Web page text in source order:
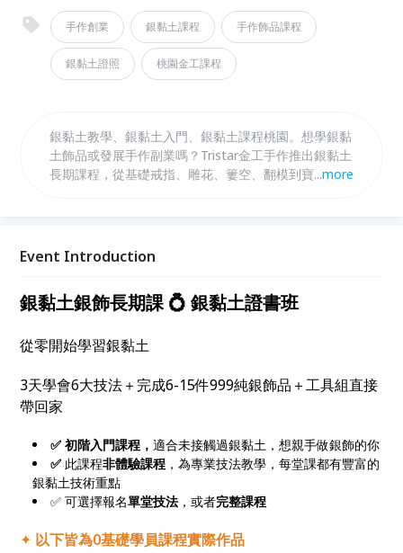
手作創業 銀黏土課程 手作飾品課程
銀黏土證照 桃園金工課程
銀黏土教學、銀黏土入門、銀黏土課程桃園。想學銀黏
土飾品或發展手作副業嗎？Tristar金工手作推出銀黏土
長期課程，從基礎戒指、雕花、簍空、翻模到寶石鑲嵌
...more
Event Introduction
銀黏土銀飾長期課 💍 銀黏土證書班
從零開始學習銀黏土
3天學會6大技法＋完成6-15件999純銀飾品＋工具組直接
帶回家
✅ 初階入門課程，適合未接觸過銀黏土，想親手做銀飾的你
✅ 此課程非體驗課程 ，為專業技法教學，每堂課都有豐富的
銀黏土技術重點
✅ 可選擇報名單堂技法 ，或者完整課程
✦ 以下皆為0基礎學員課程實際作品